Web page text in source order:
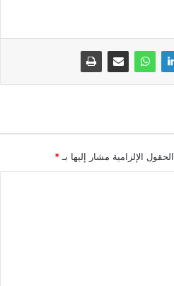
الحقول الإلزامية مشار إليها بـ *